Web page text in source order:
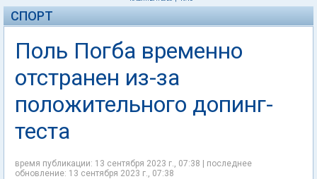
СПОРТ
Поль Погба временно
отстранен из-за
положительного допинг-
теста
время публикации: 13 сентября 2023 г., 07:38 | последнее
обновление: 13 сентября 2023 г., 07:38